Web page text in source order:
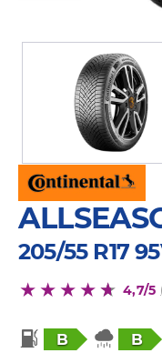
205/55 R17
4,7/5
B B